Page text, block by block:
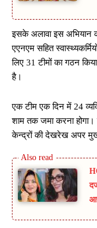
इसके अलावा इस अभियान
एएनएम सहित
लिए 31 टीमों का गठन
है।
एक टीम एक दिन में 24
शाम तक जमा करना होगा।
केन्द्रों की देखरेख अपर